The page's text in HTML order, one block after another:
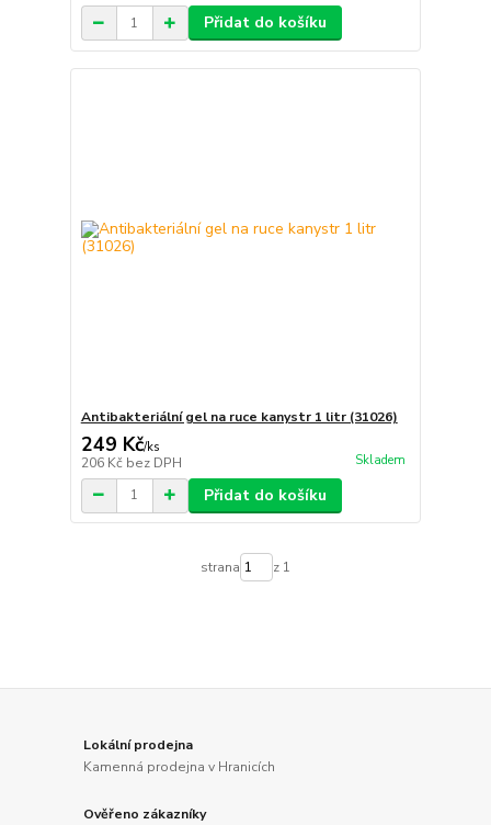
Přidat do košíku
Antibakteriální gel na ruce kanystr 1 litr (31026)
249 Kč/ks
206 Kč bez DPH Skladem
Přidat do košíku
strana z 1
Lokální prodejna
Kamenná prodejna v Hranicích
Ověřeno zákazníky